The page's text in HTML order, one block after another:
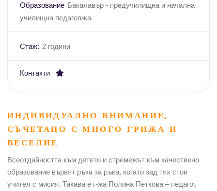
Образование Бакалавър - предучилищна и начална
училищна педагогика
Стаж: 2 години
Контакти
ИНДИВИДУАЛНО ВНИМАНИЕ,
СЪЧЕТАНО С МНОГО ГРИЖА И
ВЕСЕЛИЕ
Всеотдайността към детето и стремежът към качествено
образование вървят ръка за ръка, когато зад тях стои
учител с мисия. Такава е г-жа Полина Петкова – педагог,